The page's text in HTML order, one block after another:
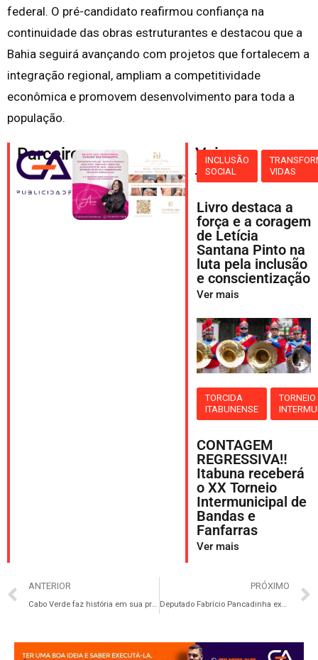
federal. O pré-candidato reafirmou confiança na
continuidade das obras estruturantes e destacou que a
Bahia seguirá avançando com projetos que fortalecem a
integração regional, ampliam a competitividade
econômica e promovem desenvolvimento para toda a
população.
Parceiros
Veja
também
INCLUSÃO
SOCIAL
VIDAS
Livro destaca a
força e a coragem
de Letícia
Santana Pinto na
luta pela inclusão
e conscientização
Ver mais
TORCIDA
ITABUNENSE
TORNEIO
CONTAGEM
REGRESSIVA‼️
Itabuna receberá
o XX Torneio
Intermunicipal de
Bandas e
Fanfarras
Ver mais
ANTERIOR
Cabo Verde faz história em sua primeira Copa do Mundo e conquista o respeito do futebol mundial
PRÓXIMO
Deputado Fabrício Pancadinha exalta heróis da Independência da Bahia em moção na ALBA